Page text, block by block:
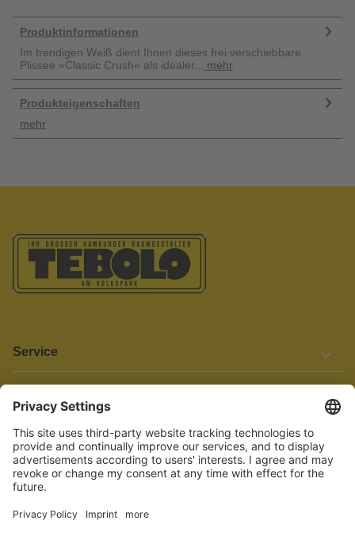
Produktinformationen
Im trendigen Weiß dient Ihnen dieses frei verschiebbare
Plissee »Classic Crush« als idealer...
mehr
Produkteigenschaften
mehr
Service
Informationen
Barrierefreiheit
Wir bemühen uns, unsere Website barrierefrei zu gestalten.
Einige Inhalte und Funktionen sind derzeit jedoch noch nicht
vollständig zugänglich. Wenn Sie auf Barrieren stoßen oder Hilfe
benötigen, kontaktieren Sie uns bitte unter service[at]knutzen.de.
Vertrag widerrufen